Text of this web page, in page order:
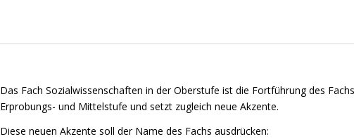
Das Fach Sozialwissenschaften in der Oberstufe ist die Fortführung des
Erprobungs- und Mittelstufe und setzt zugleich neue Akzente.
Diese neuen Akzente soll der Name des Fachs ausdrücken: